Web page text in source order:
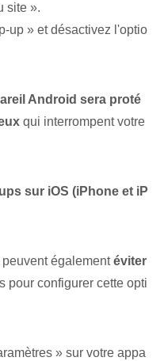
site ».
up » et désactivez l'optio
Android sera proté
qui interrompent votre
sur iOS (iPhone et iP
égalementéviter
pour configurer cette opti
» sur votre appa